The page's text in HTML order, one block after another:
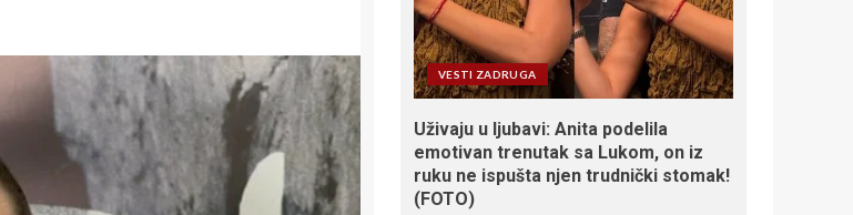
VESTI ZADRUGA
Uživaju u ljubavi: Anita podelila
emotivan trenutak sa Lukom, on iz
ruku ne ispušta njen trudnički stomak!
(FOTO)